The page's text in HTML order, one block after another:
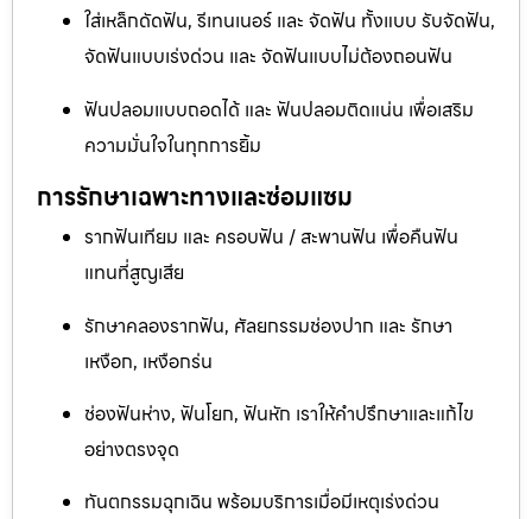
ใส่เหล็กดัดฟัน, รีเทนเนอร์ และ จัดฟัน ทั้งแบบ รับจัดฟัน,
จัดฟันแบบเร่งด่วน และ จัดฟันแบบไม่ต้องถอนฟัน
ฟันปลอมแบบถอดได้ และ ฟันปลอมติดแน่น เพื่อเสริม
ความมั่นใจในทุกการยิ้ม
การรักษาเฉพาะทางและซ่อมแซม
รากฟันเทียม และ ครอบฟัน / สะพานฟัน เพื่อคืนฟัน
แทนที่สูญเสีย
รักษาคลองรากฟัน, ศัลยกรรมช่องปาก และ รักษา
เหงือก, เหงือกร่น
ช่องฟันห่าง, ฟันโยก, ฟันหัก เราให้คำปรึกษาและแก้ไข
อย่างตรงจุด
ทันตกรรมฉุกเฉิน พร้อมบริการเมื่อมีเหตุเร่งด่วน